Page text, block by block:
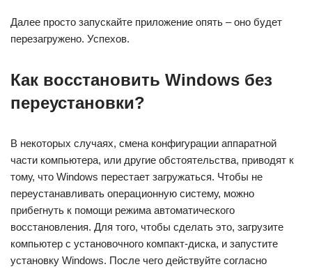
Далее просто запускайте приложение опять – оно будет
перезагружено. Успехов.
Как восстановить Windows без
переустановки?
В некоторых случаях, смена конфигурации аппаратной
части компьютера, или другие обстоятельства, приводят к
тому, что Windows перестает загружаться. Чтобы не
переустанавливать операционную систему, можно
прибегнуть к помощи режима автоматического
восстановления. Для того, чтобы сделать это, загрузите
компьютер с установочного компакт-диска, и запустите
установку Windows. После чего действуйте согласно